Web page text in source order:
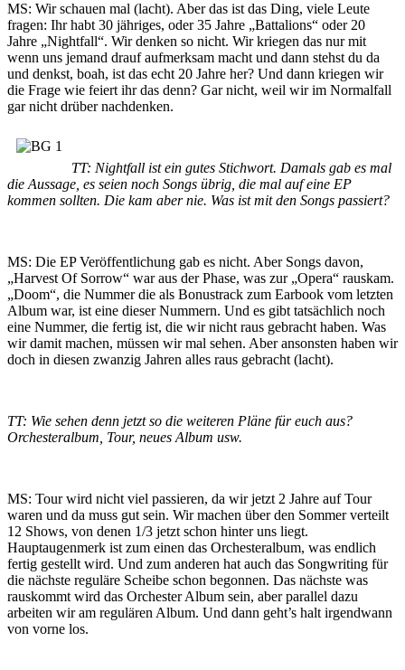
MS: Wir schauen mal (lacht). Aber das ist das Ding, viele Leute
fragen: Ihr habt 30 jähriges, oder 35 Jahre „Battalions“ oder 20
Jahre „Nightfall“. Wir denken so nicht. Wir kriegen das nur mit
wenn uns jemand drauf aufmerksam macht und dann stehst du da
und denkst, boah, ist das echt 20 Jahre her? Und dann kriegen wir
die Frage wie feiert ihr das denn? Gar nicht, weil wir im Normalfall
gar nicht drüber nachdenken.
TT: Nightfall ist ein gutes Stichwort. Damals gab es mal
die Aussage, es seien noch Songs übrig, die mal auf eine EP
kommen sollten. Die kam aber nie. Was ist mit den Songs passiert?
MS: Die EP Veröffentlichung gab es nicht. Aber Songs davon,
„Harvest Of Sorrow“ war aus der Phase, was zur „Opera“ rauskam.
„Doom“, die Nummer die als Bonustrack zum Earbook vom letzten
Album war, ist eine dieser Nummern. Und es gibt tatsächlich noch
eine Nummer, die fertig ist, die wir nicht raus gebracht haben. Was
wir damit machen, müssen wir mal sehen. Aber ansonsten haben wir
doch in diesen zwanzig Jahren alles raus gebracht (lacht).
TT: Wie sehen denn jetzt so die weiteren Pläne für euch aus?
Orchesteralbum, Tour, neues Album usw.
MS: Tour wird nicht viel passieren, da wir jetzt 2 Jahre auf Tour
waren und da muss gut sein. Wir machen über den Sommer verteilt
12 Shows, von denen 1/3 jetzt schon hinter uns liegt.
Hauptaugenmerk ist zum einen das Orchesteralbum, was endlich
fertig gestellt wird. Und zum anderen hat auch das Songwriting für
die nächste reguläre Scheibe schon begonnen. Das nächste was
rauskommt wird das Orchester Album sein, aber parallel dazu
arbeiten wir am regulären Album. Und dann geht’s halt irgendwann
von vorne los.